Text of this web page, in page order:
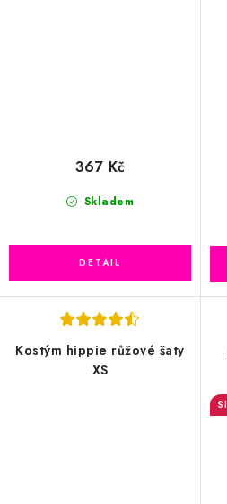
Skladem
367 Kč
Kostým hippie růžové šaty
XS